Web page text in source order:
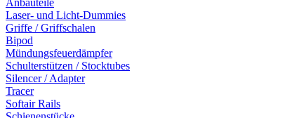
Anbauteile
Laser- und Licht-Dummies
Griffe / Griffschalen
Bipod
Mündungsfeuerdämpfer
Schulterstützen / Stocktubes
Silencer / Adapter
Tracer
Softair Rails